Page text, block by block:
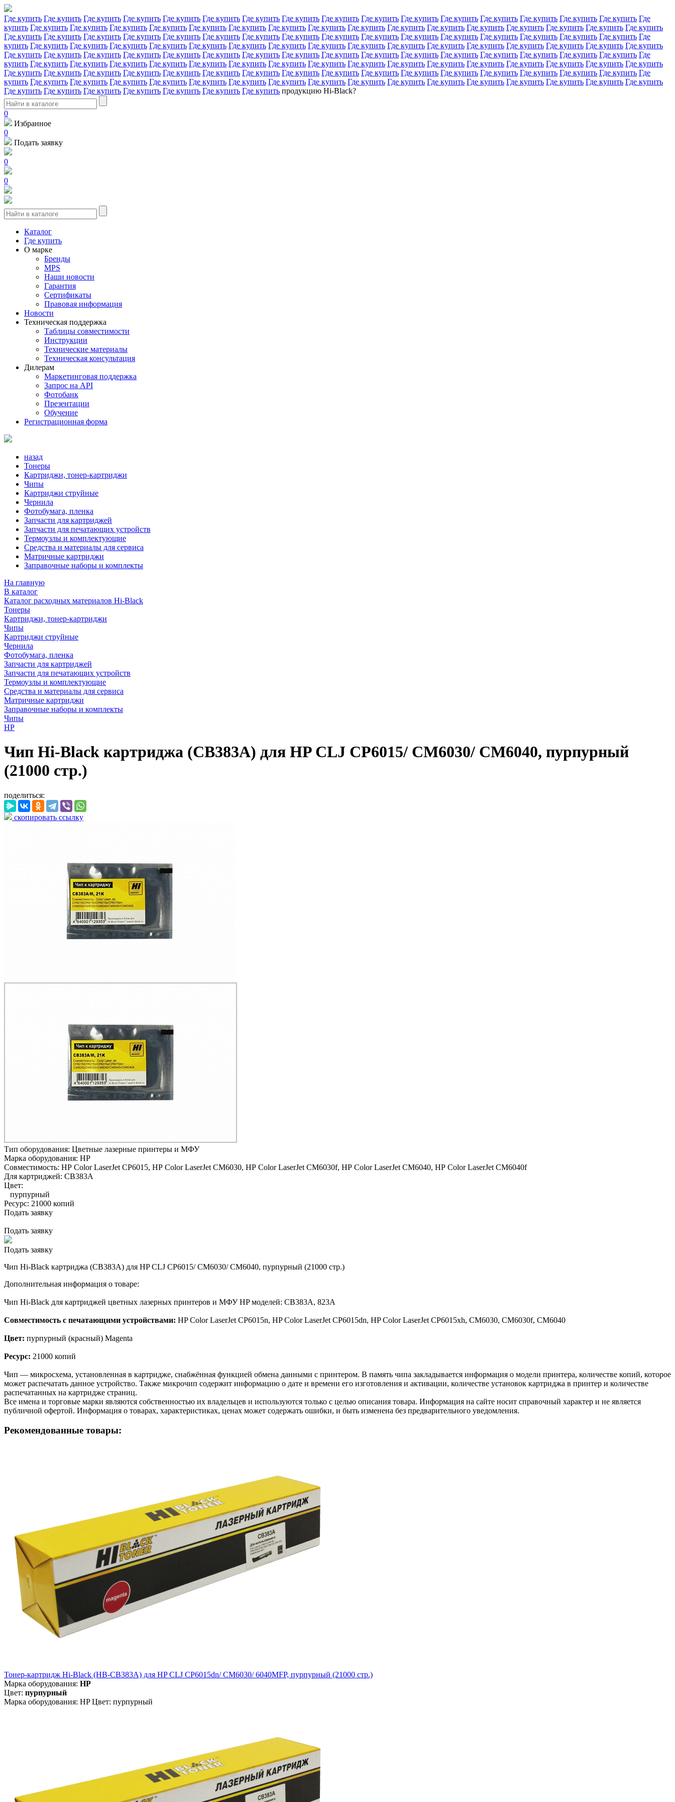
Где купить Где купить Где купить Где купить Где купить Где купить Где купить Где купить Где купить Где купить Где купить Где купить Где купить Где купить Где купить Где купить Где
купить Где купить Где купить Где купить Где купить Где купить Где купить Где купить Где купить Где купить Где купить Где купить Где купить Где купить Где купить Где купить Где купить
Где купить Где купить Где купить Где купить Где купить Где купить Где купить Где купить Где купить Где купить Где купить Где купить Где купить Где купить Где купить Где купить Где
купить Где купить Где купить Где купить Где купить Где купить Где купить Где купить Где купить Где купить Где купить Где купить Где купить Где купить Где купить Где купить Где купить
Где купить Где купить Где купить Где купить Где купить Где купить Где купить Где купить Где купить Где купить Где купить Где купить Где купить Где купить Где купить Где купить Где
купить Где купить Где купить Где купить Где купить Где купить Где купить Где купить Где купить Где купить Где купить Где купить Где купить Где купить Где купить Где купить Где купить
Где купить Где купить Где купить Где купить Где купить Где купить Где купить Где купить Где купить Где купить Где купить Где купить Где купить Где купить Где купить Где купить Где
купить Где купить Где купить Где купить Где купить Где купить Где купить Где купить Где купить Где купить Где купить Где купить Где купить Где купить Где купить Где купить Где купить
Где купить Где купить Где купить Где купить Где купить Где купить Где купить продукцию Hi-Black?
0
Избранное
0
Подать заявку
0
0
Каталог
Где купить
О марке
Бренды
MPS
Наши новости
Гарантия
Сертификаты
Правовая информация
Новости
Техническая поддержка
Таблицы совместимости
Инструкции
Технические материалы
Техническая консультация
Дилерам
Маркетинговая поддержка
Запрос на API
Фотобанк
Презентации
Обучение
Регистрационная форма
назад
Тонеры
Картриджи, тонер-картриджи
Чипы
Картриджи струйные
Чернила
Фотобумага, пленка
Запчасти для картриджей
Запчасти для печатающих устройств
Термоузлы и комплектующие
Средства и материалы для сервиса
Матричные картриджи
Заправочные наборы и комплекты
На главную
В каталог
Каталог расходных материалов Hi-Black
Тонеры
Картриджи, тонер-картриджи
Чипы
Картриджи струйные
Чернила
Фотобумага, пленка
Запчасти для картриджей
Запчасти для печатающих устройств
Термоузлы и комплектующие
Средства и материалы для сервиса
Матричные картриджи
Заправочные наборы и комплекты
Чипы
HP
Чип Hi-Black картриджа (CB383A) для HP CLJ CP6015/ CM6030/ CM6040, пурпурный
(21000 стр.)
поделиться:
скопировать ссылку
Тип оборудования: Цветные лазерные принтеры и МФУ
Марка оборудования: HP
Совместимость: HP Color LaserJet CP6015, HP Color LaserJet CM6030, HP Color LaserJet CM6030f, HP Color LaserJet CM6040, HP Color LaserJet CM6040f
Для картриджей: CB383A
Цвет:
пурпурный
Ресурс: 21000 копий
Подать заявку
Подать заявку
Подать заявку
Чип Hi-Black картриджа (CB383A) для HP CLJ CP6015/ CM6030/ CM6040, пурпурный (21000 стр.)
Дополнительная информация о товаре:
Чип Hi-Black для картриджей цветных лазерных принтеров и МФУ HP моделей: CB383A, 823A
Совместимость с печатающими устройствами: HP Color LaserJet CP6015n, HP Color LaserJet CP6015dn, HP Color LaserJet CP6015xh, CM6030, CM6030f, CM6040
Цвет: пурпурный (красный) Magenta
Ресурс: 21000 копий
Чип — микросхема, установленная в картридже, снабжённая функцией обмена данными с принтером. В память чипа закладывается информация о модели принтера, количестве копий, которое
может распечатать данное устройство. Также микрочип содержит информацию о дате и времени его изготовления и активации, количестве установок картриджа в принтер и количестве
распечатанных на картридже страниц.
Все имена и торговые марки являются собственностью их владельцев и используются только с целью описания товара. Информация на сайте носит справочный характер и не является
публичной офертой. Информация о товарах, характеристиках, ценах может содержать ошибки, и быть изменена без предварительного уведомления.
Рекомендованные товары:
Тонер-картридж Hi-Black (HB-CB383A) для HP CLJ CP6015dn/ CM6030/ 6040MFP, пурпурный (21000 стр.)
Марка оборудования: HP
Цвет: пурпурный
Марка оборудования: HP Цвет: пурпурный